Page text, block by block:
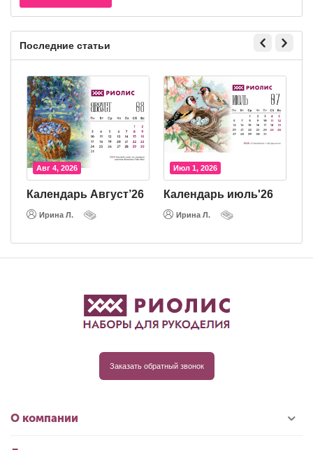
Последние статьи
Авг 4, 2026
Календарь Август’26
Ирина Л.
Июл 1, 2026
Календарь июль'26
Ирина Л.
Заказать обратный звонок
О компании